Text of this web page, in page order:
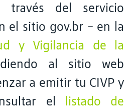
del servicio
el sitio gov.br - en la
y Vigilancia de la
al sitio web
a emitir tu CIVP y
el
listado de